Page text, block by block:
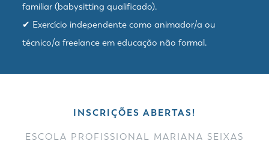
familiar (babysitting qualificado).
✔ Exercício independente como animador/a ou
técnico/a freelance em educação não formal.
INSCRIÇÕES ABERTAS!
ESCOLA PROFISSIONAL MARIANA SEIXAS